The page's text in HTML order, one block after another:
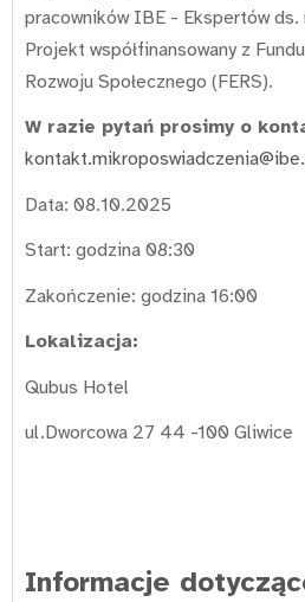
pracowników IBE - Ekspertów
Projekt współfinansowany z
Rozwoju Społecznego (FERS).
W razie pytań prosimy o
Data: 08.10.2025
Start: godzina 08:30
Zakończenie: godzina 16:00
Lokalizacja:
Qubus Hotel
ul.Dworcowa 27 44 -100 Gliwice
Informacje